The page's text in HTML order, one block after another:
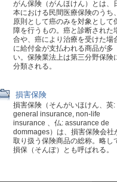
がん保険（がんほけん）とは、
本における民間医療保険のうち
原則として癌のみを対象として
障を行うもの。癌と診断された
合や、癌により治療を受けた場
に給付金が支払われる商品が多
い。保険業法上は第三分野保険
分類される。
損害保険
損害保険（そんがいほけん、英:
general insurance, non-life
insurance 、仏: assurance de
dommages）は、損害保険会社
取り扱う保険商品の総称。略し
損保（そんぽ）とも呼ばれる。